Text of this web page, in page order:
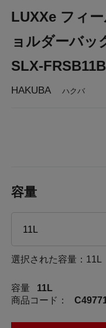
LUXXe フィ
ョルダーバッ
SLX-
HAKUBA ハクバ
容量
選択された容量：11L
容量
11L
商品コード：